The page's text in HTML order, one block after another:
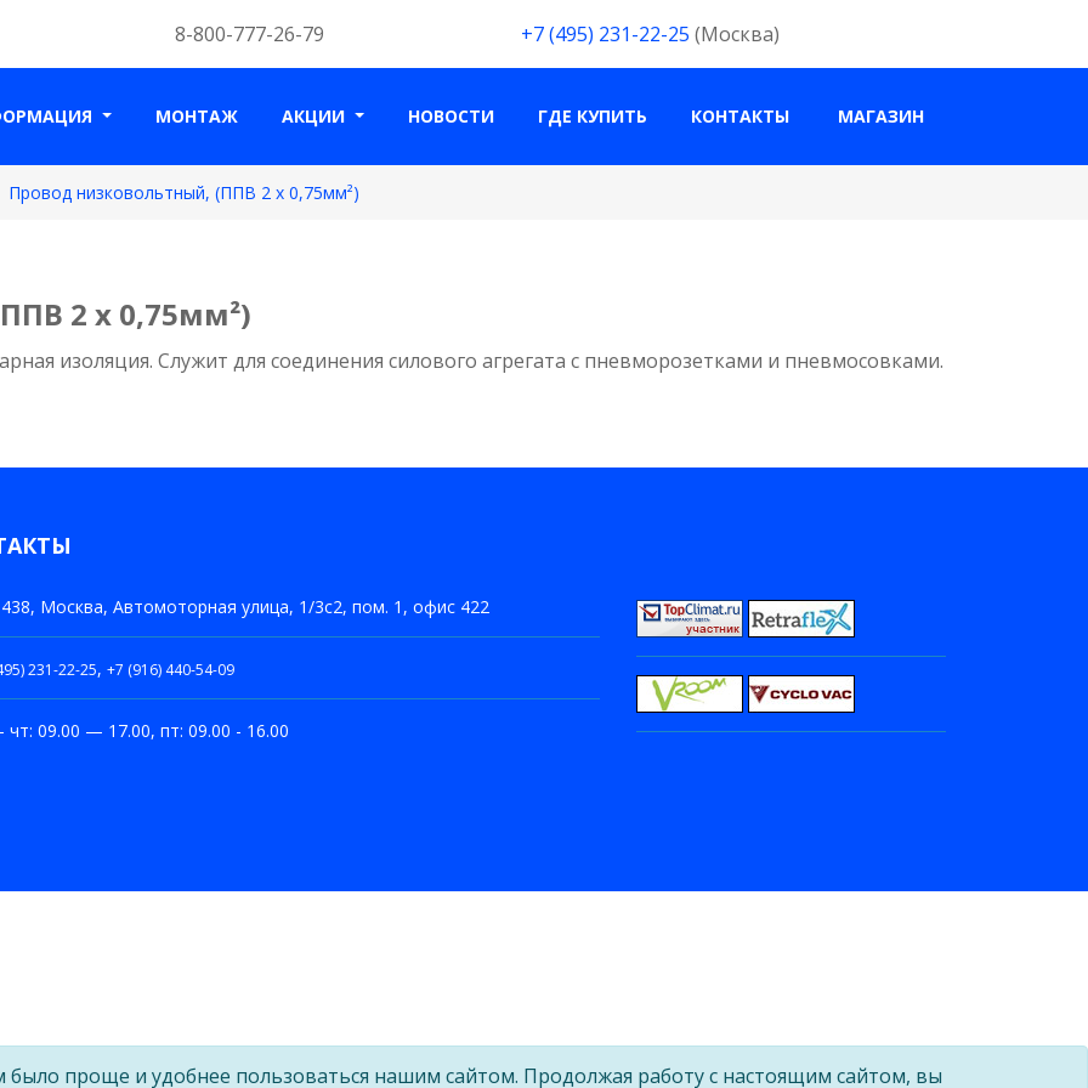
8-800-777-26-79 +7 (495) 231-22-25 (Москва)
МОНТАЖ АКЦИИ НОВОСТИ ГДЕ КУПИТЬ КОНТАКТЫ МАГАЗИН
Провод низковольтный, (ППВ 2 х 0,75мм²)
2 х 0,75мм²)
изоляция. Служит для соединения силового агрегата с пневморозетками и пневмосовками.
Москва, Автомоторная улица, 1/3с2, пом. 1, офис 422
231-22-25, +7 (916) 440-54-09
чт: 09.00 — 17.00, пт: 09.00 - 16.00
проще и удобнее пользоваться нашим сайтом. Продолжая работу с настоящим сайтом, вы